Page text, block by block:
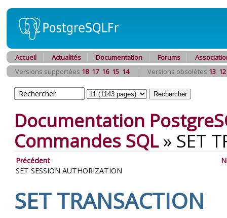
Accueil Actualités Documentation Forums
Versions supportées 18 17 16 15 14 Versions obsolètes 13 12
Documentation
Commandes SQL» SET
Précédent
SET SESSION AUTHORIZATION
SET TRANSACTION